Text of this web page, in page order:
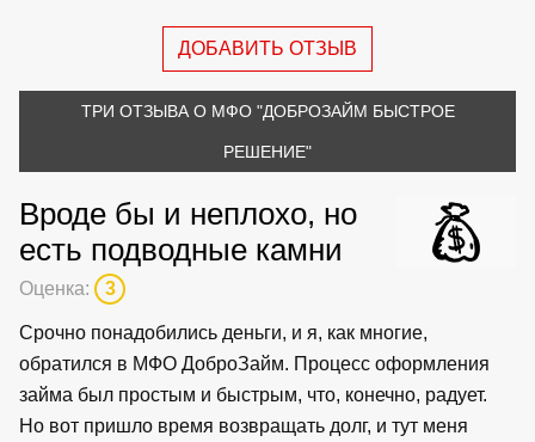
ДОБАВИТЬ ОТЗЫВ
ТРИ ОТЗЫВА О МФО "ДОБРОЗАЙМ БЫСТРОЕ
РЕШЕНИЕ"
Вроде бы и неплохо, но
есть подводные камни
Оценка: 3
Срочно понадобились деньги, и я, как многие,
обратился в МФО ДоброЗайм. Процесс оформления
займа был простым и быстрым, что, конечно, радует.
Но вот пришло время возвращать долг, и тут меня